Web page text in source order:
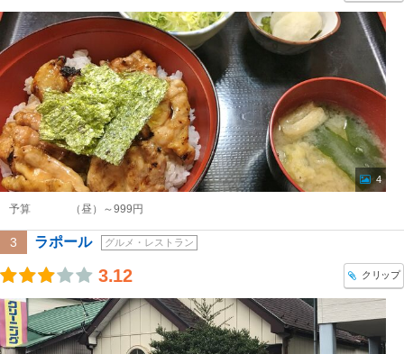
4
予算 （昼）～999円
3 ラポール グルメ・レストラン
3.12 クリップ